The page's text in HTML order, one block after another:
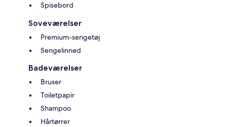
Spisebord
Soveværelser
Premium-sengetøj
Sengelinned
Badeværelser
Bruser
Toiletpapir
Shampoo
Hårtørrer